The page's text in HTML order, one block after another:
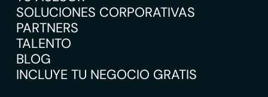
SOLUCIONES CORPORATIVAS
PARTNERS
TALENTO
BLOG
INCLUYE TU NEGOCIO GRATIS